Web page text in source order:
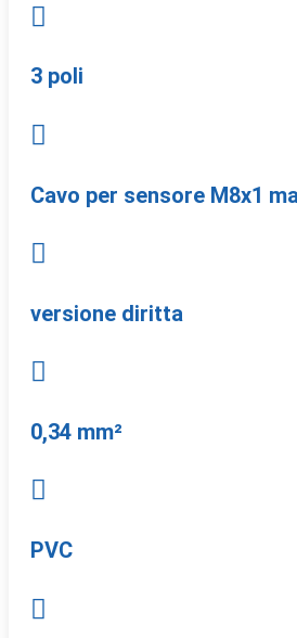

3 poli

Cavo per sensore M8x1

versione diritta

0,34 mm²

PVC
